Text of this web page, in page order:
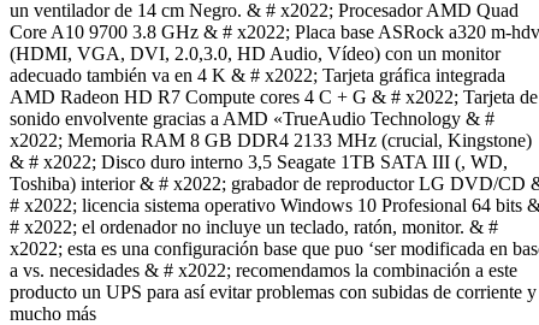
un ventilador de 14 cm Negro. & # x2022; Procesador AMD Quad
Core A10 9700 3.8 GHz & # x2022; Placa base ASRock a320 m-hdv
(HDMI, VGA, DVI, 2.0,3.0, HD Audio, Vídeo) con un monitor
adecuado también va en 4 K & # x2022; Tarjeta gráfica integrada
AMD Radeon HD R7 Compute cores 4 C + G & # x2022; Tarjeta de
sonido envolvente gracias a AMD «TrueAudio Technology & #
x2022; Memoria RAM 8 GB DDR4 2133 MHz (crucial, Kingstone)
& # x2022; Disco duro interno 3,5 Seagate 1TB SATA III (, WD,
Toshiba) interior & # x2022; grabador de reproductor LG DVD/CD
# x2022; licencia sistema operativo Windows 10 Profesional 64 bits
# x2022; el ordenador no incluye un teclado, ratón, monitor. & #
x2022; esta es una configuración base que puo ‘ser modificada en
a vs. necesidades & # x2022; recomendamos la combinación a este
producto un UPS para así evitar problemas con subidas de corriente y
mucho más